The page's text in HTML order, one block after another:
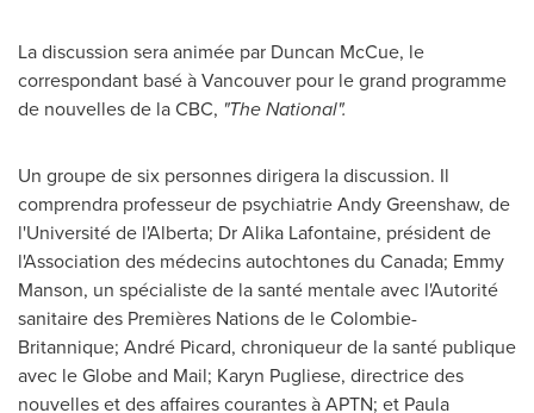
La discussion sera animée par Duncan McCue, le
correspondant basé àVancouver pour le grand programme
de nouvelles de la CBC, "The National".
Un groupe de six personnes dirigera la discussion. Il
comprendra professeur de psychiatrieAndy Greenshaw, de
l'Université de l'Alberta; DrAlika Lafontaine, président de
l'Association des médecins autochtones du Canada; Emmy
Manson, un spécialiste de la santé mentale avec l'Autorité
sanitaire des Premières Nations de le Colombie-
Britannique; André Picard, chroniqueur de la santé publique
avec le Globe and Mail; Karyn Pugliese, directrice des
nouvelles et des affaires courantes à APTN; et Paula